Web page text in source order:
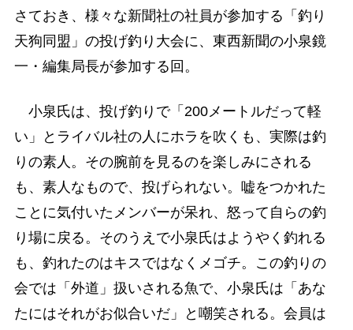
さておき、様々な新聞社の社員が参加する「釣り
天狗同盟」の投げ釣り大会に、東西新聞の小泉鏡
一・編集局長が参加する回。
小泉氏は、投げ釣りで「200メートルだって軽
い」とライバル社の人にホラを吹くも、実際は釣
りの素人。その腕前を見るのを楽しみにされる
も、素人なもので、投げられない。嘘をつかれた
ことに気付いたメンバーが呆れ、怒って自らの釣
り場に戻る。そのうえで小泉氏はようやく釣れる
も、釣れたのはキスではなくメゴチ。この釣りの
会では「外道」扱いされる魚で、小泉氏は「あな
たにはそれがお似合いだ」と嘲笑される。会員は